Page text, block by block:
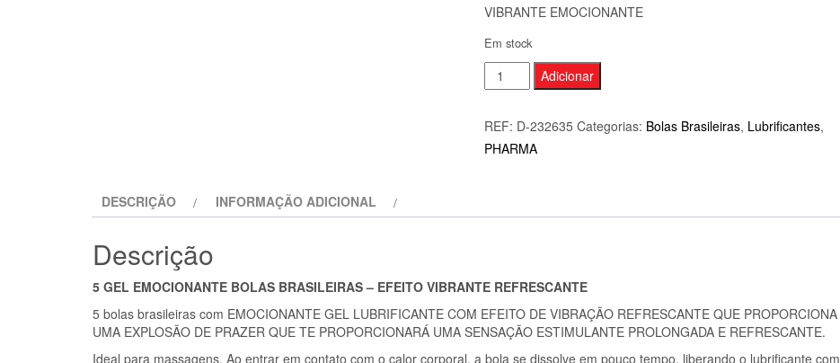
VIBRANTE EMOCIONANTE
Em stock
Quantidade
de
TALOKA
-
VIBRANTE
EMOCIONANTE
Adicionar
REF: D-232635 Categorias: Bolas Brasileiras, Lubrificantes,
PHARMA
DESCRIÇÃO INFORMAÇÃO ADICIONAL
Descrição
5 GEL EMOCIONANTE BOLAS BRASILEIRAS – EFEITO VIBRANTE REFRESCANTE
5 bolas brasileiras com EMOCIONANTE GEL LUBRIFICANTE COM EFEITO DE VIBRAÇÃO REFRESCANTE QUE PROPORCIONA
UMA EXPLOSÃO DE PRAZER QUE TE PROPORCIONARÁ UMA SENSAÇÃO ESTIMULANTE PROLONGADA E REFRESCANTE.
Ideal para massagens. Ao entrar em contato com o calor corporal, a bola se dissolve em pouco tempo, liberando o lubrificante com